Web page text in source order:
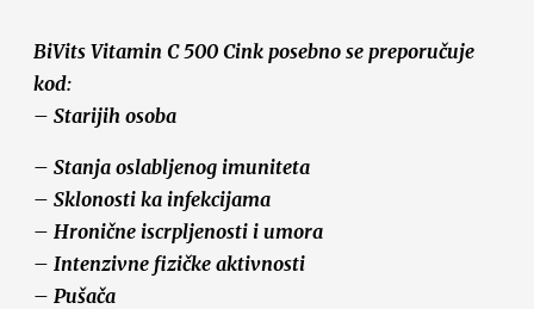
BiVits Vitamin C 500 Cink posebno se preporučuje
kod:
– Starijih osoba
– Stanja oslabljenog imuniteta
– Sklonosti ka infekcijama
– Hronične iscrpljenosti i umora
– Intenzivne fizičke aktivnosti
– Pušača